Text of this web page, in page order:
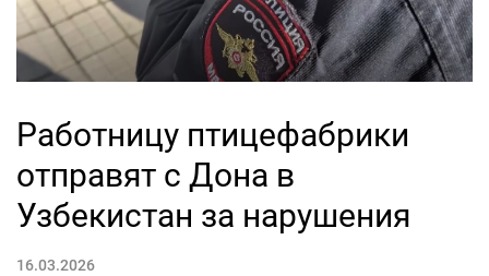
Работницу птицефабрики
отправят с Дона в
Узбекистан за нарушения
16.03.2026